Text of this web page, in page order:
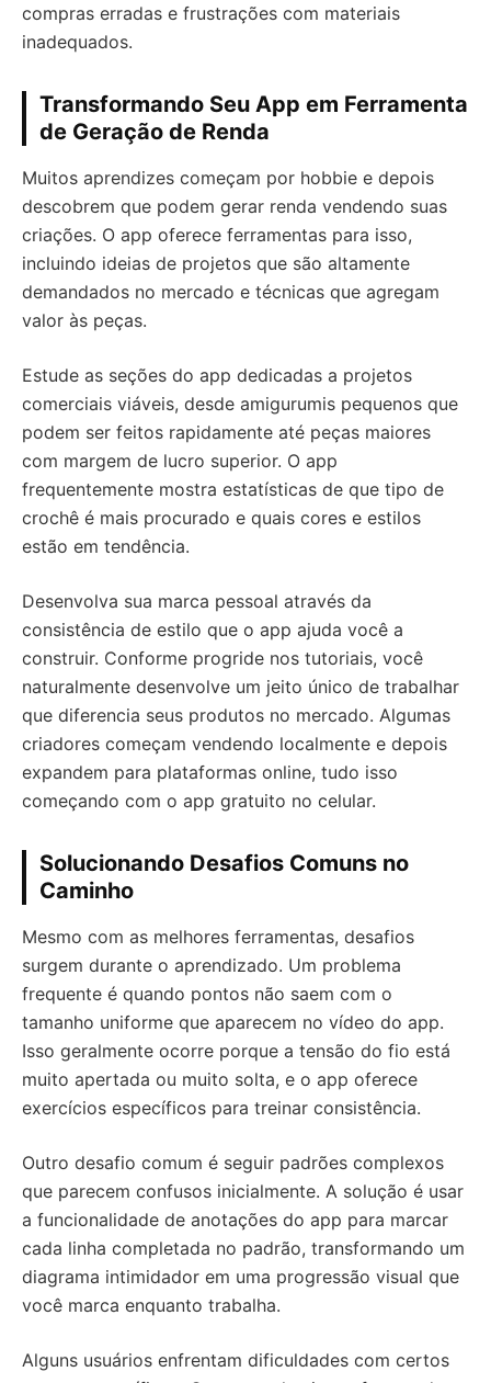
compras erradas e frustrações com materiais
inadequados.
Transformando Seu App em Ferramenta
de Geração de Renda
Muitos aprendizes começam por hobbie e depois
descobrem que podem gerar renda vendendo suas
criações. O app oferece ferramentas para isso,
incluindo ideias de projetos que são altamente
demandados no mercado e técnicas que agregam
valor às peças.
Estude as seções do app dedicadas a projetos
comerciais viáveis, desde amigurumis pequenos que
podem ser feitos rapidamente até peças maiores
com margem de lucro superior. O app
frequentemente mostra estatísticas de que tipo de
crochê é mais procurado e quais cores e estilos
estão em tendência.
Desenvolva sua marca pessoal através da
consistência de estilo que o app ajuda você a
construir. Conforme progride nos tutoriais, você
naturalmente desenvolve um jeito único de trabalhar
que diferencia seus produtos no mercado. Algumas
criadores começam vendendo localmente e depois
expandem para plataformas online, tudo isso
começando com o app gratuito no celular.
Solucionando Desafios Comuns no
Caminho
Mesmo com as melhores ferramentas, desafios
surgem durante o aprendizado. Um problema
frequente é quando pontos não saem com o
tamanho uniforme que aparecem no vídeo do app.
Isso geralmente ocorre porque a tensão do fio está
muito apertada ou muito solta, e o app oferece
exercícios específicos para treinar consistência.
Outro desafio comum é seguir padrões complexos
que parecem confusos inicialmente. A solução é usar
a funcionalidade de anotações do app para marcar
cada linha completada no padrão, transformando um
diagrama intimidador em uma progressão visual que
você marca enquanto trabalha.
Alguns usuários enfrentam dificuldades com certos